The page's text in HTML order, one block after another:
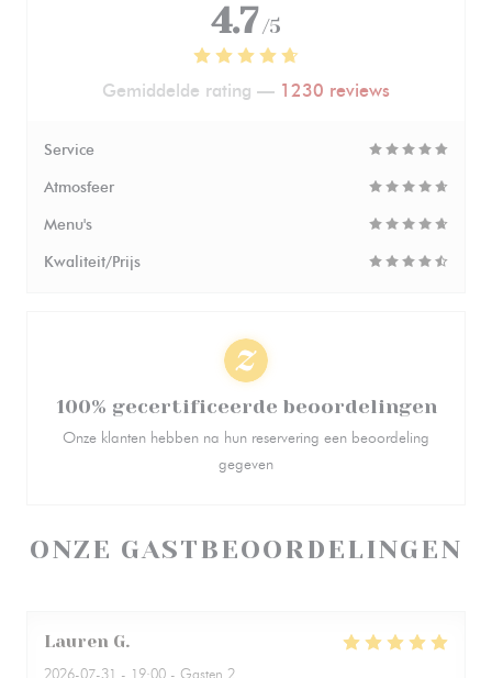
ONZE GASTBEOORDELINGEN
Lauren G
2026-07-31 - 19:00 - Gasten 2
4.7 /5
Gemiddelde rating — 1230 reviews
Service
Atmosfeer
Menu's
Kwaliteit/Prijs
100% gecertificeerde beoordelingen
Onze klanten hebben na hun reservering een beoordeling
gegeven